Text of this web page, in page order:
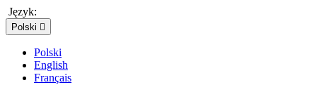
Język:
Polski 
Polski
English
Français